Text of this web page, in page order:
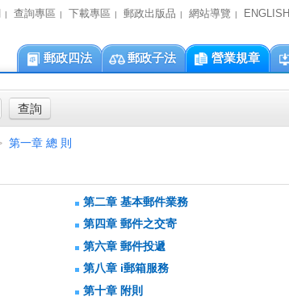
| 查詢專區 | 下載專區 | 郵政出版品 | 網站導覽 | ENGLISH
郵政四法 郵政子法 營業規章
第一章 總 則
第二章 基本郵件業務
第四章 郵件之交寄
第六章 郵件投遞
第八章 i郵箱服務
第十章 附則